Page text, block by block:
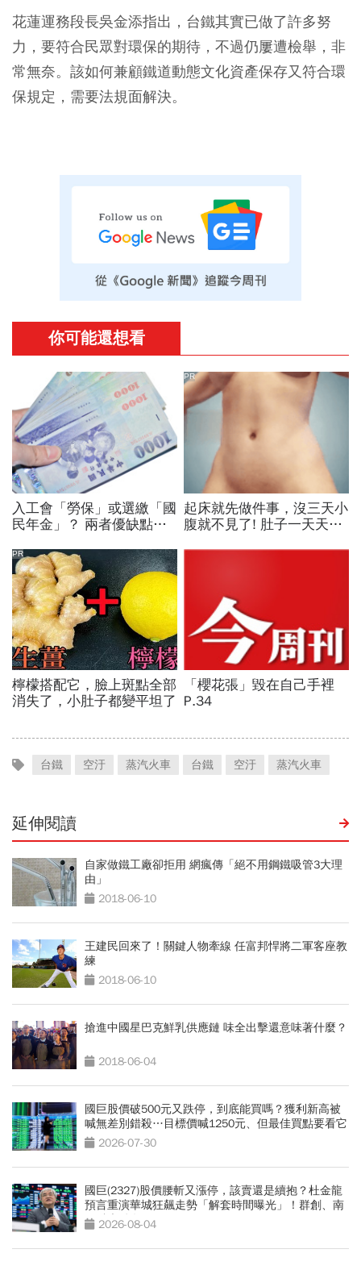
花蓮運務段長吳金添指出，台鐵其實已做了許多努
力，要符合民眾對環保的期待，不過仍屢遭檢舉，非
常無奈。該如何兼顧鐵道動態文化資產保存又符合環
保規定，需要法規面解決。
台鐵 空汙 蒸汽火車 台鐵 空汙 蒸汽火車
延伸閱讀
自家做鐵工廠卻拒用 網瘋傳「絕不用鋼鐵吸管3大理
由」
2018-06-10
王建民回來了！關鍵人物牽線 任富邦悍將二軍客座教
練
2018-06-10
搶進中國星巴克鮮乳供應鏈 味全出擊還意味著什麼？
2018-06-04
國巨股價破500元又跌停，到底能買嗎？獲利新高被
喊無差別錯殺…目標價喊1250元、但最佳買點要看它
2026-07-30
國巨(2327)股價腰斬又漲停，該賣還是續抱？杜金龍
預言重演華城狂飆走勢「解套時間曝光」！群創、南
亞科也點名
2026-08-04